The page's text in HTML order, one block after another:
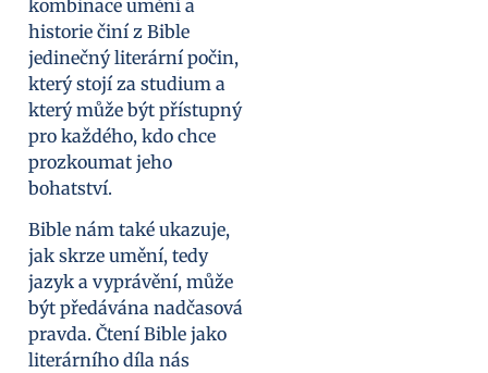
kombinace umění a
historie činí z Bible
jedinečný literární počin,
který stojí za studium a
který může být přístupný
pro každého, kdo chce
prozkoumat jeho
bohatství.
Bible nám také ukazuje,
jak skrze umění, tedy
jazyk a vyprávění, může
být předávána nadčasová
pravda. Čtení Bible jako
literárního díla nás